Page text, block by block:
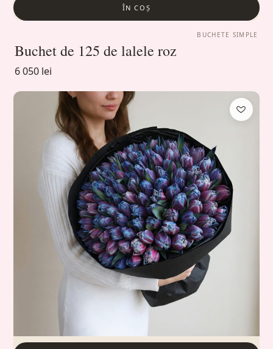
ÎN COȘ
BUCHETE SIMPLE
Buchet de 125 de lalele roz
6 050 lei